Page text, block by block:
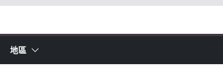
地區